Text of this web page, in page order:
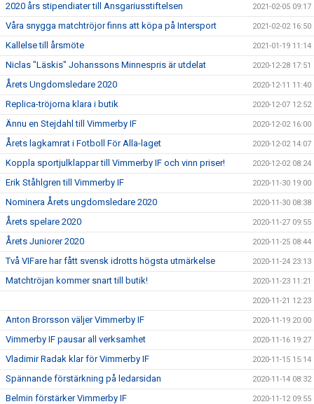
2020 års stipendiater till Ansgariusstiftelsen 2021-02-05 09:17
Våra snygga matchtröjor finns att köpa på Intersport 2021-02-02 16:50
Kallelse till årsmöte 2021-01-19 11:14
Niclas "Läskis" Johanssons Minnespris är utdelat 2020-12-28 17:51
Årets Ungdomsledare 2020 2020-12-11 11:40
Replica-tröjorna klara i butik 2020-12-07 12:52
Ännu en Stejdahl till Vimmerby IF 2020-12-02 16:00
Årets lagkamrat i Fotboll För Alla-laget 2020-12-02 14:07
Koppla sportjulklappar till Vimmerby IF och vinn priser! 2020-12-02 08:24
Erik Ståhlgren till Vimmerby IF 2020-11-30 19:00
Nominera Årets ungdomsledare 2020 2020-11-30 08:38
Årets spelare 2020 2020-11-27 09:55
Årets Juniorer 2020 2020-11-25 08:44
Två VIFare har fått svensk idrotts högsta utmärkelse 2020-11-24 23:13
Matchtröjan kommer snart till butik! 2020-11-23 11:21
2020-11-21 12:23
Anton Brorsson väljer Vimmerby IF 2020-11-19 20:00
Vimmerby IF pausar all verksamhet 2020-11-16 19:27
Vladimir Radak klar för Vimmerby IF 2020-11-15 15:14
Spännande förstärkning på ledarsidan 2020-11-14 08:32
Belmin förstärker Vimmerby IF 2020-11-12 09:55